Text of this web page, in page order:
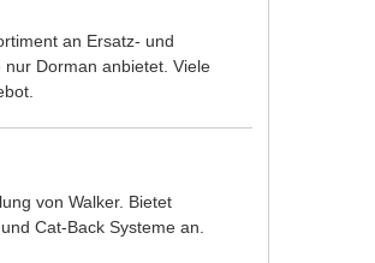
an Ersatz- und
nur Dorman anbietet. Viele
von Walker. Bietet
Cat-Back Systeme an.